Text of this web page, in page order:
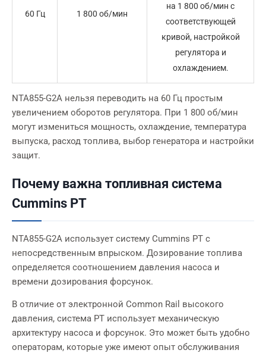
60 Гц 1 800 об/мин
на 1 800 об/мин с
соответствующей
кривой, настройкой
регулятора и
охлаждением.
NTA855-G2A нельзя переводить на 60 Гц простым
увеличением оборотов регулятора. При 1 800 об/мин
могут измениться мощность, охлаждение, температура
выпуска, расход топлива, выбор генератора и настройки
защит.
Почему важна топливная система
Cummins PT
NTA855-G2A использует систему Cummins PT с
непосредственным впрыском. Дозирование топлива
определяется соотношением давления насоса и
времени дозирования форсунок.
В отличие от электронной Common Rail высокого
давления, система PT использует механическую
архитектуру насоса и форсунок. Это может быть удобно
операторам, которые уже имеют опыт обслуживания